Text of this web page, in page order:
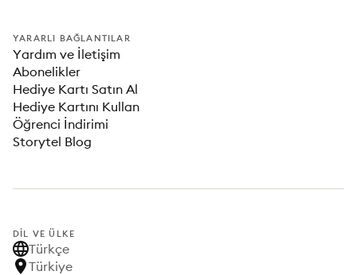
YARARLI BAĞLANTILAR
Yardım ve İletişim
Abonelikler
Hediye Kartı Satın Al
Hediye Kartını Kullan
Öğrenci İndirimi
Storytel Blog
DIL VE ÜLKE
Türkçe
Türkiye